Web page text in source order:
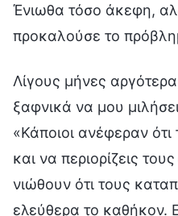
Ένιωθα τόσο άκεφη,
προκαλούσε το
Λίγους μήνες
ξαφνικά να μου
«Κάποιοι ανέφεραν ότι
και να περιορίζεις
νιώθουν ότι τους
ελεύθερα το καθήκον.